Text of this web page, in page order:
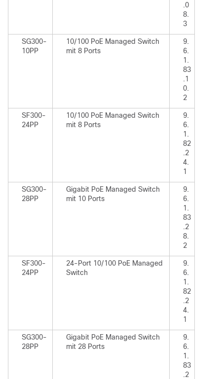
.0
8.
3
SG300-
10PP
10/100 PoE Managed Switch
mit 8 Ports
9.
6.
1.
83
.1
0.
2
SF300-
24PP
10/100 PoE Managed Switch
mit 8 Ports
9.
6.
1.
82
.2
4.
1
SG300-
28PP
Gigabit PoE Managed Switch
mit 10 Ports
9.
6.
1.
83
.2
8.
2
SF300-
24PP
24-Port 10/100 PoE Managed
Switch
9.
6.
1.
82
.2
4.
1
SG300-
28PP
Gigabit PoE Managed Switch
mit 28 Ports
9.
6.
1.
83
.2